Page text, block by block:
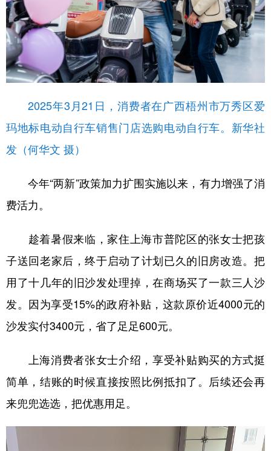
内蒙古 黑龙江
多语种频道
Русский язык 日本語 한국어
2025年3月21日，消费者在广西梧州市万秀区爱
玛地标电动自行车销售门店选购电动自行车。新华社
发（何华文 摄）
今年“两新”政策加力扩围实施以来，有力增强了消
费活力。
趁着暑假来临，家住上海市普陀区的张女士把孩
子送回老家后，终于启动了计划已久的旧房改造。把
用了十几年的旧沙发处理掉，在商场买了一款三人沙
发。因为享受15%的政府补贴，这款原价近4000元的
沙发实付3400元，省了足足600元。
上海消费者张女士介绍，享受补贴购买的方式挺
简单，结账的时候直接按照比例抵扣了。后续还会再
来兜兜选选，把优惠用足。